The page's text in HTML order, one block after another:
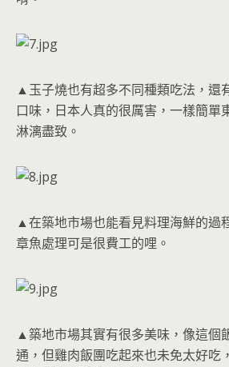
▲玉子燒也有超多不同種類吃法，還
口味，日本人真的很厲害，一樣簡單
淋漓盡致。
▲在築地市場也能看見料理海鮮的過
章魚處理可是很費工的哩。
▲築地市場其實有很多美味，像這個
通，但雞肉飯團吃起來也未免太好吃